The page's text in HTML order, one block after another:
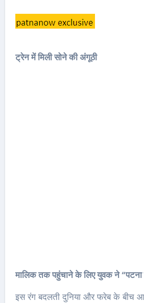
ट्रेन में मिली सोने की अंगूठी
मालिक तक पहुंचाने के लिए युवक ने “पटना
इस रंग बदलती दुनिया और फरेब के बीच